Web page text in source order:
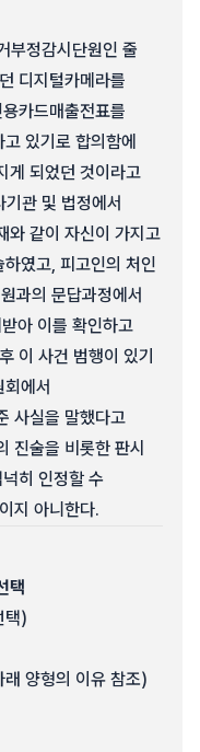
부정감시단원인 줄
디지털카메라를
카드매출전표를
있기로 합의함에
게 되었던 것이라고
관 및 법정에서
와 같이 자신이 가지고
였고, 피고인의 처인
과의 문답과정에서
아 이를 확인하고
이 사건 범행이 있기
에서
사실을 말했다고
진술을 비롯한 판시
히 인정할 수
지 아니한다.
택
택)
양형의 이유 참조)